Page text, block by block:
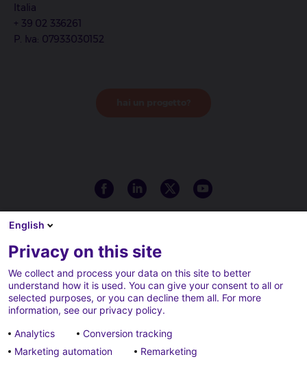
Italia
+ 39 02 336261
P. Iva: 07933030152
Note legali Cookie policy
English
Privacy on this site
We collect and process your data on this site to better
understand how it is used. You can give your consent to all or
selected purposes, or you can decline them all. For more
information, see our privacy policy.
Analytics
Conversion tracking
Marketing automation
Remarketing